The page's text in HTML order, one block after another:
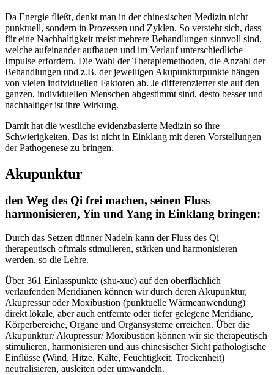
Da Energie fließt, denkt man in der chinesischen Medizin nicht
punktuell, sondern in Prozessen und Zyklen. So versteht sich, dass
für eine Nachhaltigkeit meist mehrere Behandlungen sinnvoll sind,
welche aufeinander aufbauen und im Verlauf unterschiedliche
Impulse erfordern. Die Wahl der Therapiemethoden, die Anzahl der
Behandlungen und z.B. der jeweiligen Akupunkturpunkte hängen
von vielen individuellen Faktoren ab. Je differenzierter sie auf den
ganzen, individuellen Menschen abgestimmt sind, desto besser und
nachhaltiger ist ihre Wirkung.
Damit hat die westliche evidenzbasierte Medizin so ihre
Schwierigkeiten. Das ist nicht in Einklang mit deren Vorstellungen
der Pathogenese zu bringen.
Akupunktur
den Weg des Qi frei machen, seinen Fluss
harmonisieren, Yin und Yang in Einklang bringen:
Durch das Setzen dünner Nadeln kann der Fluss des Qi
therapeutisch oftmals stimulieren, stärken und harmonisieren
werden, so die Lehre.
Über 361 Einlasspunkte (shu-xue) auf den oberflächlich
verlaufenden Meridianen können wir durch deren Akupunktur,
Akupressur oder Moxibustion (punktuelle Wärmeanwendung)
direkt lokale, aber auch entfernte oder tiefer gelegene Meridiane,
Körperbereiche, Organe und Organsysteme erreichen. Über die
Akupunktur/ Akupressur/ Moxibustion können wir sie therapeutisch
stimulieren, harmonisieren und aus chinesischer Sicht pathologische
Einflüsse (Wind, Hitze, Kälte, Feuchtigkeit, Trockenheit)
neutralisieren, ausleiten oder umwandeln.